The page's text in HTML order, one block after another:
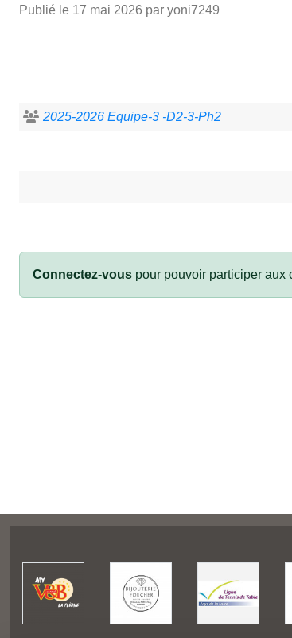
Publié le 17 mai 2026 par yoni7249
2025-2026 Equipe-3 -D2-3-Ph2
Connectez-vous pour pouvoir participer aux